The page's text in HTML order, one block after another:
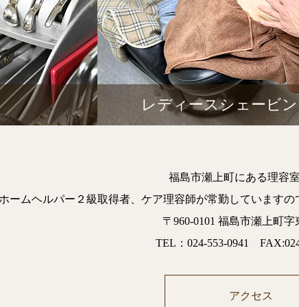
レディースシェービ
福島市瀬上町にある理容室
ームヘルパー２級取得者、ケア理容師が常勤しています
〒960-0101 福島市瀬上町字
TEL：024-553-0941
アクセス